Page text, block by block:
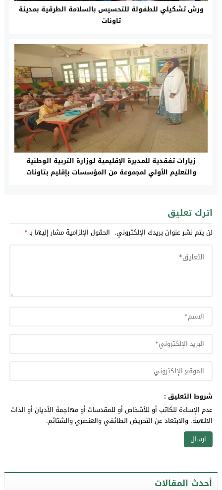
ورش تشكيلي للطفولة للتحسيس بالسلامة الطرقية بمدينة
تاونات
زيارات تفقدية للمديرة الإقليمية لوزارة التربية الوطنية
والتعليم الأولي لمجموعة من المؤسسات بإقليم بتاونات
اترك تعليق
لن يتم نشر عنوان بريدك الإلكتروني. الحقول الإلزامية مشار إليها بـ*
شروط التعليق :
عدم الإساءة للكاتب أو للأشخاص أو للمقدسات أو مهاجمة الأديان أو الذات
الالهية. والابتعاد عن التحريض الطائفي والعنصري والشتائم.
أحدث المقالات